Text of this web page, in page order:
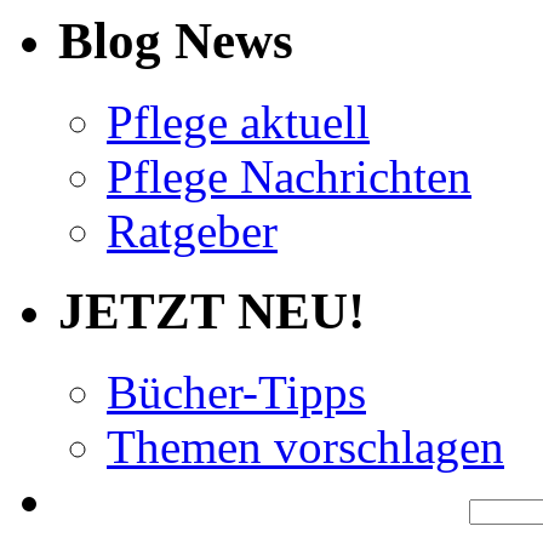
Blog News
Pflege aktuell
Pflege Nachrichten
Ratgeber
JETZT NEU!
Bücher-Tipps
Themen vorschlagen